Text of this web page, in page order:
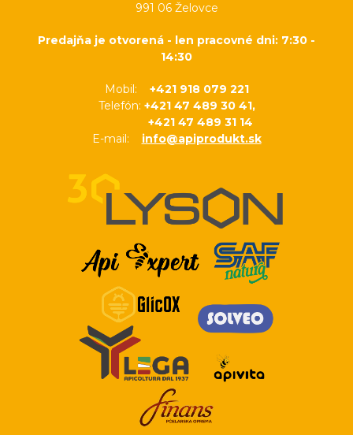
991 06 Želovce
Predajňa je otvorená - len pracovné dni: 7:30 -
14:30
Mobil: +421 918 079 221
Telefón: +421 47 489 30 41,
+421 47 489 31 14
E-mail: info@apiprodukt.sk